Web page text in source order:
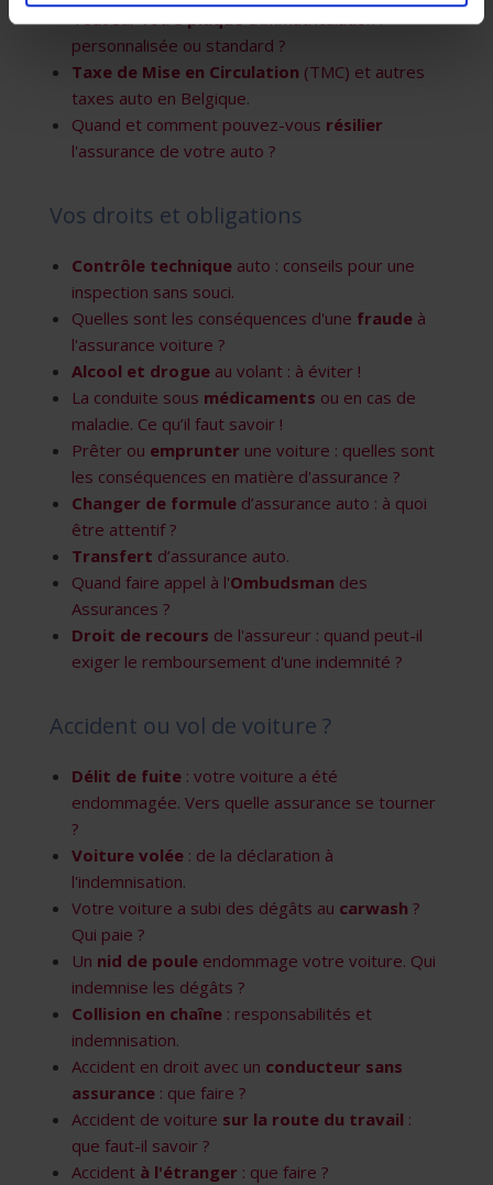
Tout sur votreplaqued’immatriculation :
personnalisée ou standard ?
Taxe de Mise en Circulation (TMC) et autres
taxes auto en Belgique.
Quand et comment pouvez-vous résilier
l'assurance de votre auto ?
Vos droits et obligations
Contrôle technique auto : conseils pour une
inspection sans souci.
Quelles sont les conséquences d'une fraude à
l'assurance voiture ?
Alcool et drogue au volant : à éviter !
La conduite sous médicaments ou en cas de
maladie. Ce qu’il faut savoir !
Prêter ou emprunter une voiture : quelles sont
les conséquences en matière d'assurance ?
Changer de formule d’assurance auto : à quoi
être attentif ?
Transfert d’assurance auto.
Quand faire appel à l'Ombudsman des
Assurances ?
Droit de recours de l'assureur : quand peut-il
exiger le remboursement d'une indemnité ?
Accident ou vol de voiture ?
Délit de fuite : votre voiture a été
endommagée. Vers quelle assurance se tourner
?
Voiture volée : de la déclaration à
l'indemnisation.
Votre voiture a subi des dégâts au carwash ?
Qui paie ?
Un nid de poule endommage votre voiture. Qui
indemnise les dégâts ?
Collision en chaîne : responsabilités et
indemnisation.
Accident en droit avec un conducteur sans
assurance : que faire ?
Accident de voiture sur la route du travail :
que faut-il savoir ?
Accident à l'étranger : que faire ?